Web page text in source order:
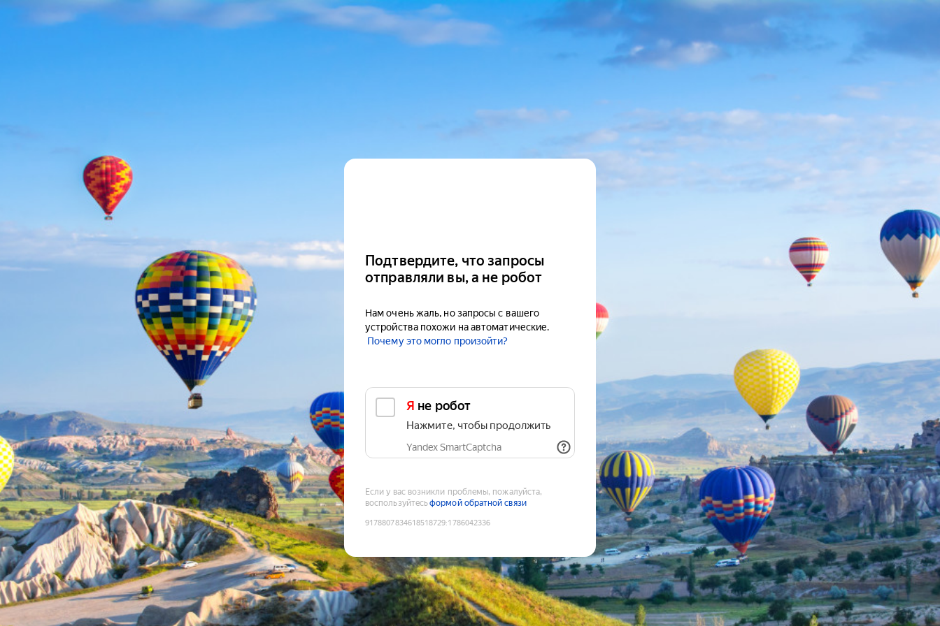
Подтвердите, что запросы
отправляли вы, а не робот
Нам очень жаль, но запросы с вашего
устройства похожи на автоматические.
Почему это могло произойти?
Я не робот
Нажмите, чтобы продолжить
Yandex SmartCaptcha
Если у вас возникли проблемы, пожалуйста,
воспользуйтесьформой обратной связи
9178807834618518729:1786042336